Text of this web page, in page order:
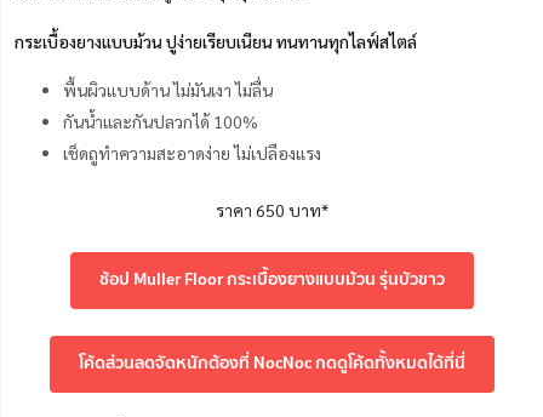
กระเบื้องยางแบบม้วน ปูง่ายเรียบเนียน ทนทานทุกไลฟ์สไตล์
พื้นผิวแบบด้าน ไม่มันเงา ไม่ลื่น
กันน้ำและกันปลวกได้ 100%
เช็ดถูทำความสะอาดง่าย ไม่เปลืองแรง
ราคา 650 บาท*
ช้อป Muller Floor กระเบื้องยางแบบม้วน รุ่นบัวขาว
โค้ดส่วนลดจัดหนักต้องที่ NocNoc กดดูโค้ดทั้งหมดได้ที่นี่